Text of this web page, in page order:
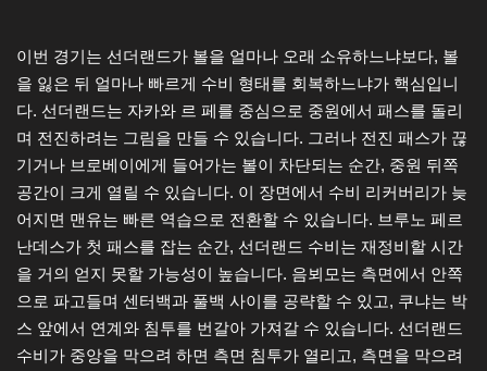
이번 경기는 선더랜드가 볼을 얼마나 오래 소유하느냐보다, 볼
을 잃은 뒤 얼마나 빠르게 수비 형태를 회복하느냐가 핵심입니
다. 선더랜드는 자카와 르 페를 중심으로 중원에서 패스를 돌리
며 전진하려는 그림을 만들 수 있습니다. 그러나 전진 패스가 끊
기거나 브로베이에게 들어가는 볼이 차단되는 순간, 중원 뒤쪽
공간이 크게 열릴 수 있습니다. 이 장면에서 수비 리커버리가 늦
어지면 맨유는 빠른 역습으로 전환할 수 있습니다. 브루노 페르
난데스가 첫 패스를 잡는 순간, 선더랜드 수비는 재정비할 시간
을 거의 얻지 못할 가능성이 높습니다. 음뵈모는 측면에서 안쪽
으로 파고들며 센터백과 풀백 사이를 공략할 수 있고, 쿠냐는 박
스 앞에서 연계와 침투를 번갈아 가져갈 수 있습니다. 선더랜드
수비가 중앙을 막으려 하면 측면 침투가 열리고, 측면을 막으려